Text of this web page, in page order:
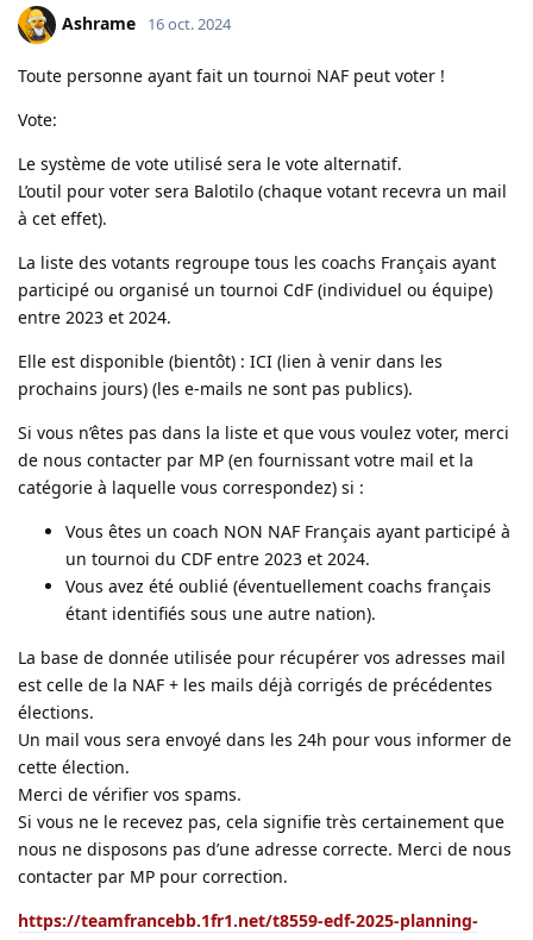
Ashrame 16 oct. 2024
Toute personne ayant fait un tournoi NAF peut voter !
Vote:
Le système de vote utilisé sera le vote alternatif.
L’outil pour voter sera Balotilo (chaque votant recevra un mail
à cet effet).
La liste des votants regroupe tous les coachs Français ayant
participé ou organisé un tournoi CdF (individuel ou équipe)
entre 2023 et 2024.
Elle est disponible (bientôt) : ICI (lien à venir dans les
prochains jours) (les e-mails ne sont pas publics).
Si vous n’êtes pas dans la liste et que vous voulez voter, merci
de nous contacter par MP (en fournissant votre mail et la
catégorie à laquelle vous correspondez) si :
Vous êtes un coach NON NAF Français ayant participé à
un tournoi du CDF entre 2023 et 2024.
Vous avez été oublié (éventuellement coachs français
étant identifiés sous une autre nation).
La base de donnée utilisée pour récupérer vos adresses mail
est celle de la NAF + les mails déjà corrigés de précédentes
élections.
Un mail vous sera envoyé dans les 24h pour vous informer de
cette élection.
Merci de vérifier vos spams.
Si vous ne le recevez pas, cela signifie très certainement que
nous ne disposons pas d’une adresse correcte. Merci de nous
contacter par MP pour correction.
https://teamfrancebb.1fr1.net/t8559-edf-2025-planning-